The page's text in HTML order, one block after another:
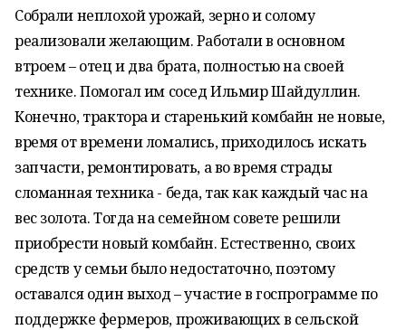
Собрали неплохой урожай, зерно и солому
реализовали желающим. Работали в основном
втроем – отец и два брата, полностью на своей
технике. Помогал им сосед Ильмир Шайдуллин.
Конечно, трактора и старенький комбайн не новые,
время от времени ломались, приходилось искать
запчасти, ремонтировать, а во время страды
сломанная техника - беда, так как каждый час на
вес золота. Тогда на семейном совете решили
приобрести новый комбайн. Естественно, своих
средств у семьи было недостаточно, поэтому
оставался один выход – участие в госпрограмме по
поддержке фермеров, проживающих в сельской